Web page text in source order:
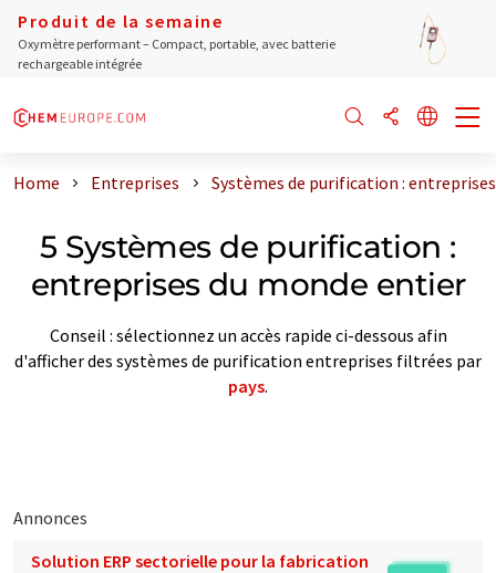
Produit de la semaine
Oxymètre performant – Compact, portable, avec batterie
rechargeable intégrée
Home Entreprises Systèmes de purification :
5 Systèmes de purification :
entreprises du monde entier
Conseil : sélectionnez un accès rapide ci-dessous afin
d'afficher des systèmes de purification entreprises filtrées par
pays.
Annonces
Solution ERP sectorielle pour la fabrication